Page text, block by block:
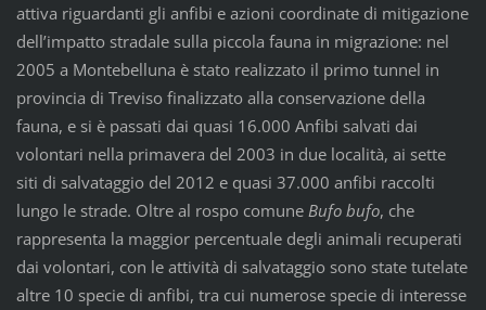
attiva riguardanti gli anfibi e azioni coordinate di mitigazione
dell’impatto stradale sulla piccola fauna in migrazione: nel
2005 a Montebelluna è stato realizzato il primo tunnel in
provincia di Treviso finalizzato alla conservazione della
fauna, e si è passati dai quasi 16.000 Anfibi salvati dai
volontari nella primavera del 2003 in due località, ai sette
siti di salvataggio del 2012 e quasi 37.000 anfibi raccolti
lungo le strade. Oltre al rospo comune Bufo bufo, che
rappresenta la maggior percentuale degli animali recuperati
dai volontari, con le attività di salvataggio sono state tutelate
altre 10 specie di anfibi, tra cui numerose specie di interesse